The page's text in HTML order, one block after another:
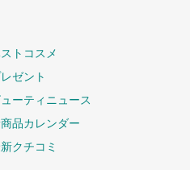
トコスメ
ゼント
ューティニュース
品カレンダー
クチコミ